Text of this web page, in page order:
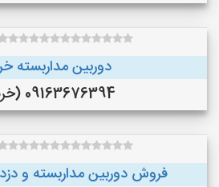
دوربین مداربسته
09163676394 (خرم‌آباد )
فروش دوربین مداربسته و